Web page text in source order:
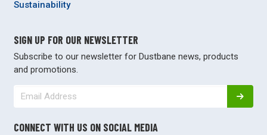
Sustainability
SIGN UP FOR OUR NEWSLETTER
Subscribe to our newsletter for Dustbane news, products
and promotions.
CONNECT WITH US ON SOCIAL MEDIA